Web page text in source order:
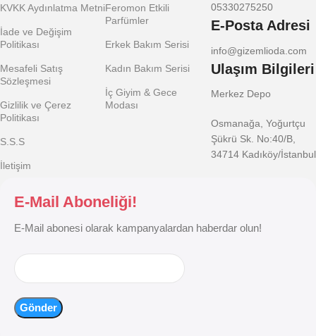
KVKK Aydınlatma Metni
İade ve Değişim
Politikası
Mesafeli Satış
Sözleşmesi
Gizlilik ve Çerez
Politikası
S.S.S
İletişim
Feromon Etkili
Parfümler
Erkek Bakım Serisi
Kadın Bakım Serisi
İç Giyim & Gece
Modası
05330275250
E-Posta Adresi
info@gizemlioda.com
Ulaşım Bilgileri
Merkez Depo
Osmanağa, Yoğurtçu
Şükrü Sk. No:40/B,
34714 Kadıköy/İstanbul
E-Mail Aboneliği!
E-Mail abonesi olarak kampanyalardan haberdar olun!